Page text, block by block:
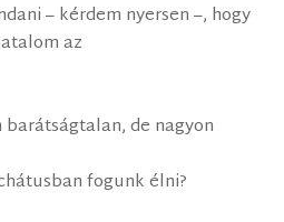
– kérdem nyersen –, hogy
az
barátságtalan, de nagyon
fogunk élni?